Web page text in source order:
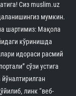
Сиз muslim.uz
мумкин.
шартимиз: Мақола
кўринишда
идораси расмий
сўзи устига
линк “веб-